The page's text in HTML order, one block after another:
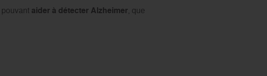
aider à détecter Alzheimer, que